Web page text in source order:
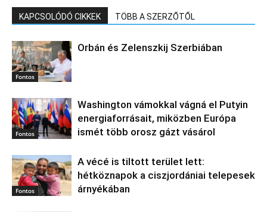
KAPCSOLÓDÓ CIKKEK TÖBB A SZERZŐTŐL
Fontos
Orbán és Zelenszkij Szerbiában
Fontos
Washington vámokkal vágná el Putyin
energiaforrásait, miközben Európa
ismét több orosz gázt vásárol
Fontos
A vécé is tiltott terület lett:
hétköznapok a ciszjordániai telepesek
árnyékában